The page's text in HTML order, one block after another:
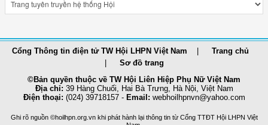
Cổng Thông tin điện tử TW Hội LHPN Việt Nam
Trang chủ
Sơ đồ trang
©Bản quyền thuộc về TW Hội Liên Hiệp Phụ Nữ Việt Nam
Địa chỉ: 39 Hàng Chuối, Hai Bà Trưng, Hà Nội, Việt Nam
Điện thoại: (024) 39718157 - Email: webhoilhpnvn@yahoo.com
Ghi rõ nguồn ©hoilhpn.org.vn khi phát hành lại thông tin từ Cổng TTÐT Hội LHPN Việt